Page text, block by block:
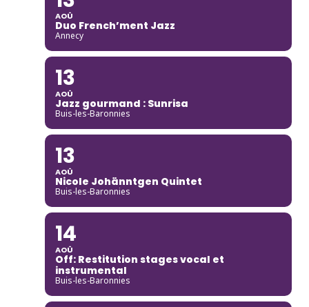
AOÛ
Duo French’ment Jazz
Annecy
13
AOÛ
Jazz gourmand : Sunrisa
Buis-les-Baronnies
13
AOÛ
Nicole Johänntgen Quintet
Buis-les-Baronnies
14
AOÛ
Off: Restitution stages vocal et
instrumental
Buis-les-Baronnies